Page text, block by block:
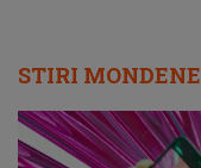
STIRI MONDENE